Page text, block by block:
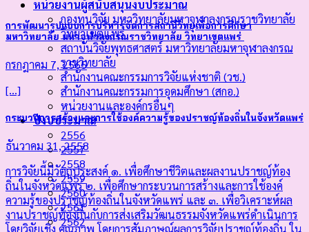
หน่วยงานผู้สนับสนุนงบประมาณ
กองทุนวิจัย มหาวิทยาลัยมหาจุฬาลงกรณราชวิทยาลัย
วิทยาเขตแพร่
สถาบันวิจัยพุทธศาสตร์ มหาวิทยาลัยมหาจุฬาลงกรณ
ราชวิทยาลัย
สำนักงานคณะกรรมการวิจัยแห่งชาติ (วช.)
สำนักงานคณะกรรมการอุดมศึกษา (สกอ.)
หน่วยงานและองค์กรอื่นๆ
ปีงบประมาณ
2556
2557
2558
2559
2560
2561
2562
การพัฒนารูปแบบการบริหารจัดการสถานีวิทยุเพื่อการศึกษา
มหาวิทยาลัย มหาจุฬาลงกรณราชวิทยาลัย วิทยาเขตแพร่
กรกฎาคม 7, 2565
[...]
กระบวนการสร้างและการใช้องค์ความรู้ของปราชญ์ท้องถิ่นในจังหวัดแพร่
ธันวาคม 31, 2558
การวิจัยนี้มีวัตถุประสงค์ ๑. เพื่อศึกษาชีวิตและผลงานปราชญ์ท้อง
ถิ่นในจังหวัดแพร่ ๒. เพื่อศึกษากระบวนการสร้างและการใช้องค์
ความรู้ของปราชญ์ท้องถิ่นในจังหวัดแพร่ และ ๓. เพื่อวิเคราะห์ผล
งานปราชญ์ท้องถิ่นกับการส่งเสริมวัฒนธรรมจังหวัดแพร่ดำเนินการ
โดยวิจัยเชิง คุณภาพ โดยการสัมภาษณ์ผลการวิจัยปราชญ์ท้องถิ่น ใน